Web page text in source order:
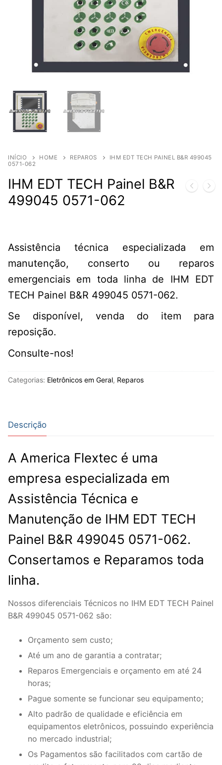
INÍCIO HOME REPAROS
IHM EDT TECH PAINEL B&R 499045
0571-062
IHM EDT TECH Painel B&R
499045 0571-062
Assistência técnica especializada em
manutenção, conserto ou reparos
emergenciais em toda linha de IHM EDT
TECH Painel B&R 499045 0571-062.
Se disponível, venda do item para
reposição.
Consulte-nos!
Categorias: Eletrônicos em Geral, Reparos
Descrição
A America Flextec é uma
empresa especializada em
Assistência Técnica e
Manutenção de IHM EDT TECH
Painel B&R 499045 0571-062.
Consertamos e Reparamos toda
linha.
Nossos diferenciais Técnicos no IHM EDT TECH Painel
B&R 499045 0571-062 são:
Orçamento sem custo;
Até um ano de garantia a contratar;
Reparos Emergenciais e orçamento em até 24
horas;
Pague somente se funcionar seu equipamento;
Alto padrão de qualidade e eficiência em
equipamentos eletrônicos, possuindo experiência
no mercado industrial;
Os Pagamentos são facilitados com cartão de